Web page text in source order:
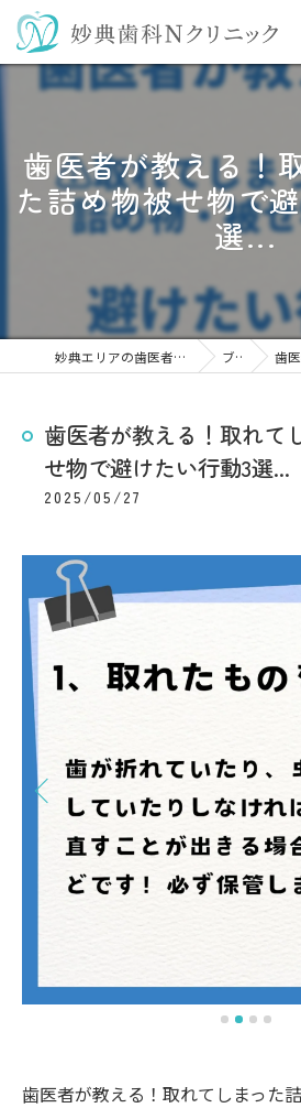
歯医者が教える！
た詰め物被せ物で
選...
妙典エリアの歯医者なら妙典歯科Nクリニック ブログ 歯医者が
歯医者が教える！取れて
せ物で避けたい行動3選...
2025/05/27
歯医者が教える！取れてしまった